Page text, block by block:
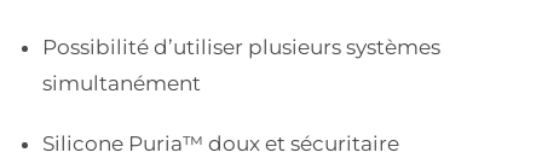
Possibilité d’utiliser plusieurs systèmes
simultanément
Silicone Puria™ doux et sécuritaire